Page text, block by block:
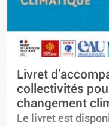
Livret
collectivités
changement
Le livret est